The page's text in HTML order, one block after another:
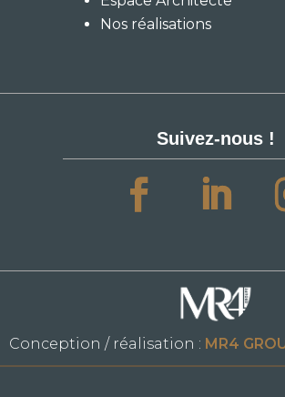
Nos réalisations
Suivez-nous !
Conception / réalisation : MR4